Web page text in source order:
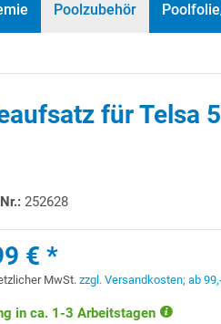
Poolzubehör
für Telsa
252628
€ *
MwSt.zzgl. Versandkosten; ab
in ca. 1-3 Arbeitstagen